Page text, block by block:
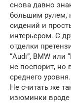
снова давно
большим рулем,
сидений и
интерьером. С
отделки
“Audi”, BMW или
не поспорит,
среднего
Не считать же
изюминки вроде